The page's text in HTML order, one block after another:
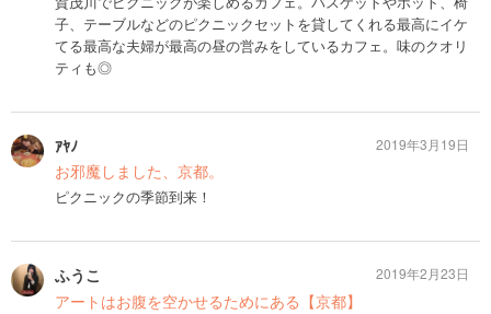
子、テーブルなどのピクニックセットを貸してくれる最高にイケ
てる最高な夫婦が最高の昼の営みをしているカフェ。味のクオリ
ティも◎
ｱﾔﾉ
お邪魔しました、京都。
ピクニックの季節到来！
2019年3月19日
ふうこ
アートはお腹を空かせるためにある【京都】
2019年2月23日